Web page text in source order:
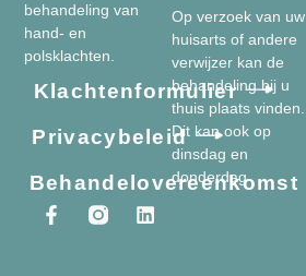
behandeling van
hand- en
polsklachten.
Klachtenformulier
Privacybeleid
Behandelovereenkomst
Op verzoek van uw
huisarts of andere
verwijzer kan de
behandeling bij u
thuis plaats vinden.
Dit kan ook op
dinsdag en
donderdag